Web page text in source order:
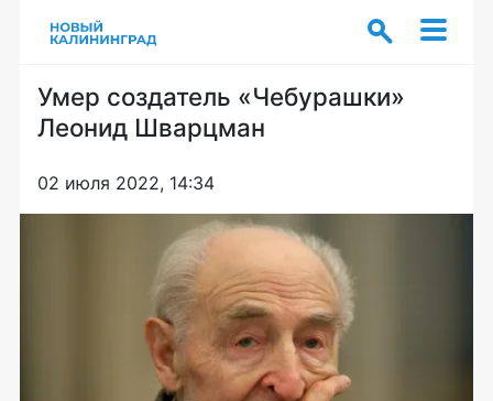
Умер создатель «Чебурашки»
Леонид Шварцман
02 июля 2022, 14:34